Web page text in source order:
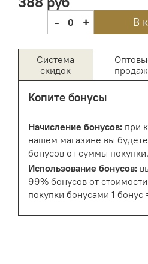
- 0 + В
Система
скидок
Копите бонусы
Начисление бонусов: при
нашем магазине вы
бонусов от суммы покупки.
Использование бонусов:
99% бонусов от
покупки бонусами 1 бонус